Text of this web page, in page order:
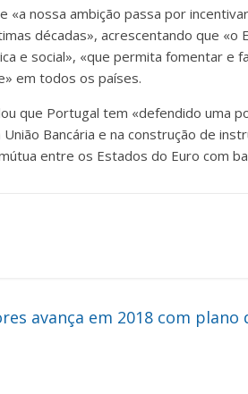
«a nossa ambição passa por
décadas», acrescentando que
e social», «que permita fomentar e
em todos os países.
que Portugal tem «defendido uma
Bancária e na construção de
entre os Estados do Euro com
avança em 2018 com